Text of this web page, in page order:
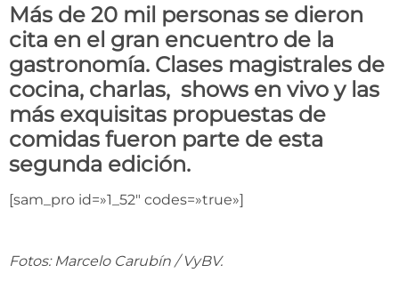
Más de 20 mil personas se dieron
cita en el gran encuentro de la
gastronomía. Clases magistrales de
cocina, charlas, shows en vivo y las
más exquisitas propuestas de
comidas fueron parte de esta
segunda edición.
[sam_pro id=»1_52″ codes=»true»]
Fotos: Marcelo Carubín / VyBV.